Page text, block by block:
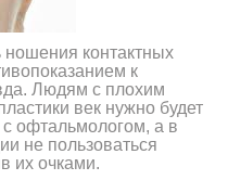
контактных
к
Людям с плохим
век нужно будет
с офтальмологом, а в
не пользоваться
их очками.